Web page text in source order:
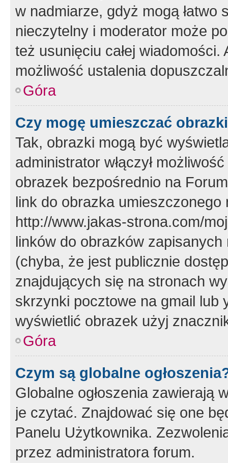
w nadmiarze, gdyż mogą
nieczytelny i moderator może
też usunięciu całej
możliwość ustalenia
Góra
Czy mogę umieszczać
Tak, obrazki mogą być
administrator włączył
obrazek bezpośrednio na
link do obrazka
http://www.jakas-strona.com/
linków do obrazków
(chyba, że jest publicznie
znajdujących się na stronach
skrzynki pocztowe na gmail lub
wyświetlić obrazek użyj
Góra
Czym są globalne
Globalne ogłoszenia zawierają
je czytać. Znajdować się one
Panelu Użytkownika.
przez administratora forum.